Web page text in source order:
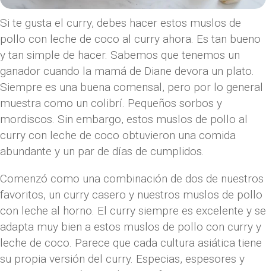
Si te gusta el curry, debes hacer estos muslos de
pollo con leche de coco al curry ahora. Es tan bueno
y tan simple de hacer. Sabemos que tenemos un
ganador cuando la mamá de Diane devora un plato.
Siempre es una buena comensal, pero por lo general
muestra como un colibrí. Pequeños sorbos y
mordiscos. Sin embargo, estos muslos de pollo al
curry con leche de coco obtuvieron una comida
abundante y un par de días de cumplidos.
Comenzó como una combinación de dos de nuestros
favoritos, un curry casero y nuestros muslos de pollo
con leche al horno. El curry siempre es excelente y se
adapta muy bien a estos muslos de pollo con curry y
leche de coco. Parece que cada cultura asiática tiene
su propia versión del curry. Especias, espesores y